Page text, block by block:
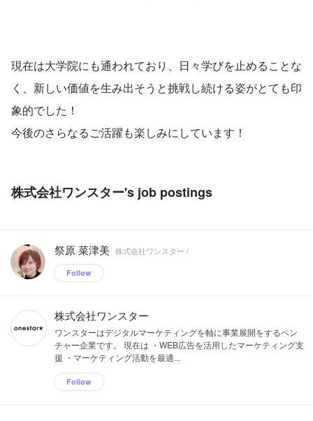
現在は大学院にも通われており、日々学びを止めることな
く、新しい価値を生み出そうと挑戦し続ける姿がとても印
象的でした！
今後のさらなるご活躍も楽しみにしています！
株式会社ワンスター's job postings
祭原 菜津美 株式会社ワンスター /
Follow
株式会社ワンスター
ワンスターはデジタルマーケティングを軸に事業展開をするベン
チャー企業です。 現在は ・WEB広告を活用したマーケティング支
援 ・マーケティング活動を最適...
Follow